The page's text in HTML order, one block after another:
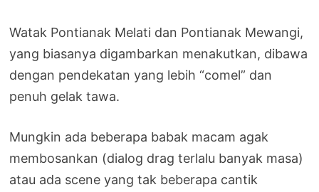
Watak Pontianak Melati dan Pontianak Mewangi,
yang biasanya digambarkan menakutkan, dibawa
dengan pendekatan yang lebih “comel” dan
penuh gelak tawa.
Mungkin ada beberapa babak macam agak
membosankan (dialog drag terlalu banyak masa)
atau ada scene yang tak beberapa cantik